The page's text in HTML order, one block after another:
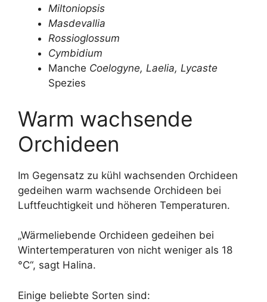
Miltoniopsis
Masdevallia
Rossioglossum
Cymbidium
Manche Coelogyne, Laelia, Lycaste
Spezies
Warm wachsende
Orchideen
Im Gegensatz zu kühl wachsenden Orchideen
gedeihen warm wachsende Orchideen bei
Luftfeuchtigkeit und höheren Temperaturen.
„Wärmeliebende Orchideen gedeihen bei
Wintertemperaturen von nicht weniger als 18
°C“, sagt Halina.
Einige beliebte Sorten sind: